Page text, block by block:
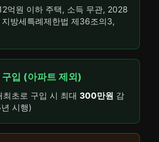
억원 이하 주택, 소득 무관, 2028
방세특례제한법 제36조의3,
입 (아파트 제외)
최초로 구입 시 최대 300만원 감
시행)